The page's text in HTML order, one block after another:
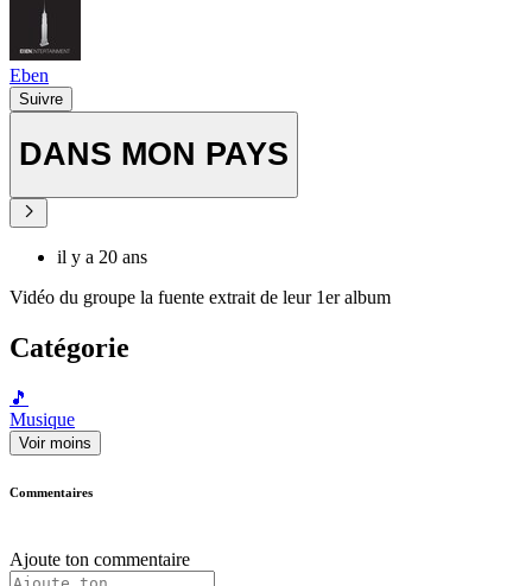
Eben
Suivre
DANS MON PAYS
il y a 20 ans
Vidéo du groupe la fuente extrait de leur 1er album
Catégorie
🎵
Musique
Voir moins
Commentaires
Ajoute ton commentaire